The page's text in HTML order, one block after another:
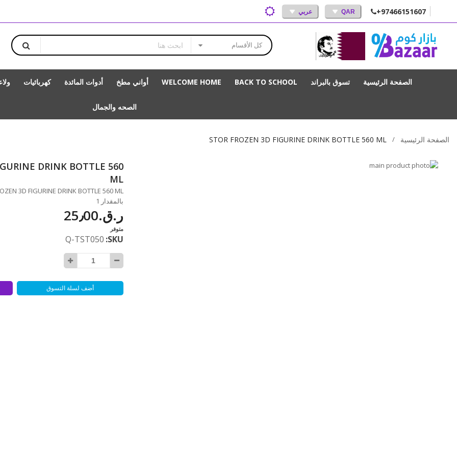
+97466151607
QAR عربي
كل الأقسام
الصفحة الرئيسية تسوق بالبراند BACK TO SCHOOL
WELCOME HOME أواني مطخ أدوات المائدة كهربائيات
الصحه والجمال
الصفحة الرئيسية STOR FROZEN 3D FIGURINE DRINK BOTTLE 560 ML
انتقل
DRINK BOTTLE 560
ML
بالمقدار 1
ر.ق.‏25٫00
متوفر
SKU
Q-TST050
أضف لسلة التسوق